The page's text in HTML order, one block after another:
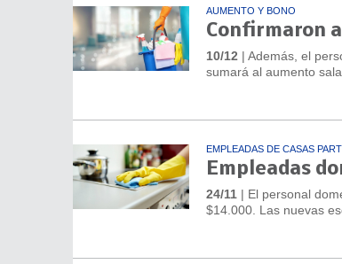
AUMENTO Y BONO
Confirmaron
10/12 | Además, el
sumará al aumento
EMPLEADAS DE CASAS
Empleadas
24/11| El personal
$14.000. Las nuevas